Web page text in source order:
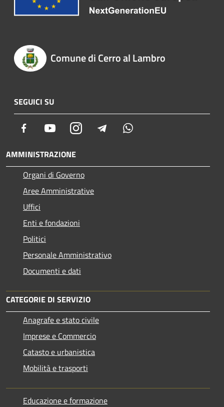
Comune di Cerro al Lambro
SEGUICI SU
Facebook YoutubeInstagram Telegram
AMMINISTRAZIONE
Organi di Governo
Aree Amministrative
Uffici
Enti e fondazioni
Politici
Personale Amministrativo
Documenti e dati
CATEGORIE DI SERVIZIO
Anagrafe e stato civile
Imprese e Commercio
Catasto e urbanistica
Mobilità e trasporti
Educazione e formazione